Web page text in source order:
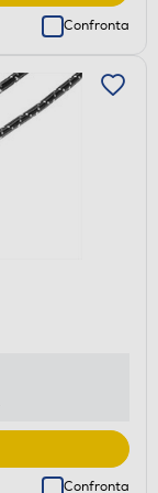
Confronta
Confronta